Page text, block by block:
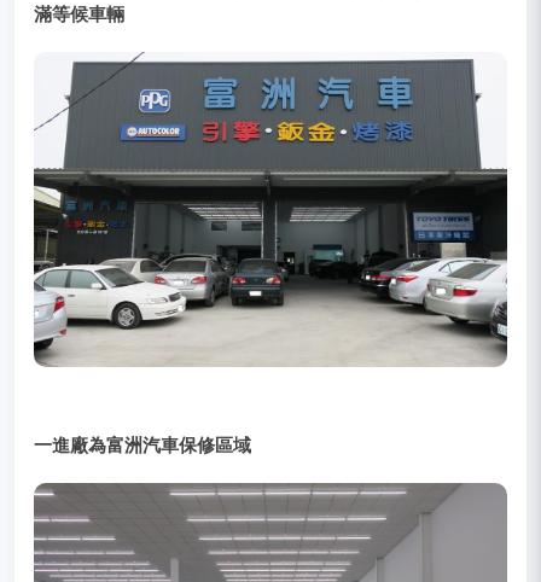
滿等候車輛
一進廠為富洲汽車保修區域